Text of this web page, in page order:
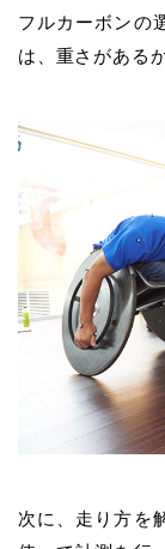
フルカーボンの
は、重さがある
次に、走り方を